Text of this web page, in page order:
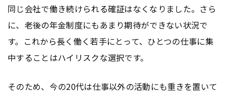
同じ会社で働き続けられる確証はなくなりました。さら
に、老後の年金制度にもあまり期待ができない状況で
す。これから長く働く若手にとって、ひとつの仕事に集
中することはハイリスクな選択です。
そのため、今の20代は仕事以外の活動にも重きを置いて